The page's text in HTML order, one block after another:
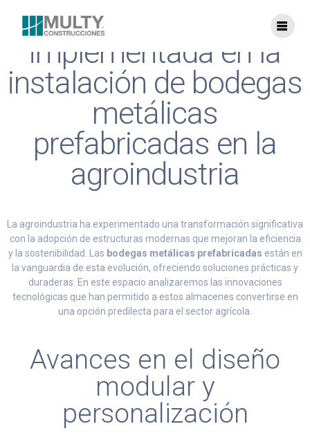
Tecnología
implementada en la
instalación de bodegas
metálicas
prefabricadas en la
agroindustria
La agroindustria ha experimentado una transformación significativa
con la adopción de estructuras modernas que mejoran la eficiencia
y la sostenibilidad. Las bodegas metálicas prefabricadas están en
la vanguardia de esta evolución, ofreciendo soluciones prácticas y
duraderas. En este espacio analizaremos las innovaciones
tecnológicas que han permitido a estos almacenes convertirse en
una opción predilecta para el sector agrícola.
Avances en el diseño
modular y
personalización